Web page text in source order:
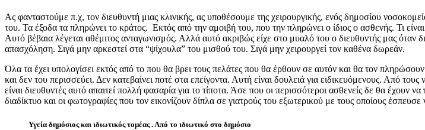
Ας φανταστούμε π.χ, τον διευθυντή μιας κλινικής, ας υποθέσουμε της χειρουργικής, ενός δημοσίου
του. Τα έξοδα τα πληρώνει το κράτος. Εκτός από την αμοιβή του, που την πληρώνει ο ίδιος ο ασθενής. Τι
Αυτό βέβαια λέγεται αθέμιτος ανταγωνισμός. Αλλά αυτό ακριβώς είχε στο μυαλό του ο διευθυντής μας
απασχόληση. Σιγά μην αρκεστεί στα “ψίχουλα” του μισθού του. Σιγά μην χειρουργεί τον καθένα δωρεάν.
Όλα τα έχει υπολογίσει εκτός από το που θα βρει τους πελάτες που θα έρθουν σε αυτόν και θα τον
και δεν του περισσεύει. Δεν κατεβαίνει ποτέ στα επείγοντα. Αυτή είναι δουλειά για ειδικευόμενους. Από
είναι διευθυντές αυτό απαιτεί πολλή φασαρία για το τίποτα. Άσε που οι περισσότεροι ασθενείς δε θα
διαδίκτυο και οι φωτογραφίες που τον εικονίζουν δίπλα σε γιατρούς του εξωτερικού με τους οποίους
Υγεία δημόσιος και ιδιωτικός τομέας . Από το ιδιωτικό στο δημόσιο